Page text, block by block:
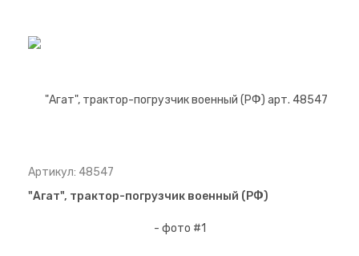
Артикул: 48547
"Агат", трактор-погрузчик военный (РФ)